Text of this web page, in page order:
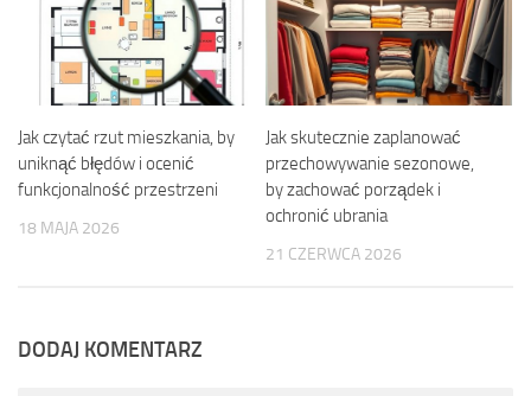
Jak czytać rzut mieszkania, by
uniknąć błędów i ocenić
funkcjonalność przestrzeni
18 MAJA 2026
Jak skutecznie zaplanować
przechowywanie sezonowe,
by zachować porządek i
ochronić ubrania
21 CZERWCA 2026
DODAJ KOMENTARZ